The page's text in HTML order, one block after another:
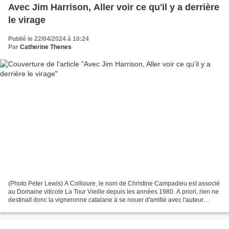
Avec Jim Harrison, Aller voir ce qu'il y a derrière
le virage
Publié le 22/04/2024 à 10:24
Par Catherine Thenes
(Photo Peter Lewis) A Collioure, le nom de Christine Campadieu est associé
au Domaine viticole La Tour Vieille depuis les années 1980. A priori, rien ne
destinait donc la vigneronne catalane à se nouer d'amitié avec l'auteur